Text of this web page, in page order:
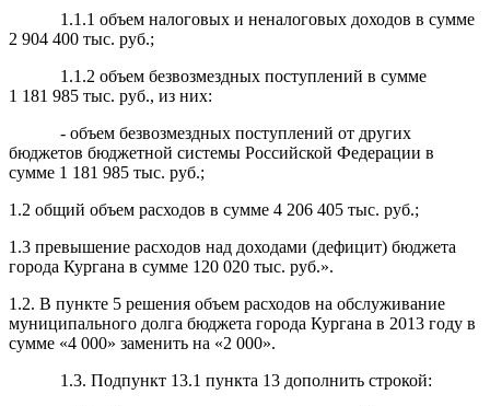
1.1.1 объем налоговых и неналоговых доходов в сумме
2 904 400 тыс. руб.;
1.1.2 объем безвозмездных поступлений в сумме
1 181 985 тыс. руб., из них:
- объем безвозмездных поступлений от других
бюджетов бюджетной системы Российской Федерации в
сумме 1 181 985 тыс. руб.;
1.2 общий объем расходов в сумме 4 206 405 тыс. руб.;
1.3 превышение расходов над доходами (дефицит) бюджета
города Кургана в сумме 120 020 тыс. руб.».
1.2. В пункте 5 решения объем расходов на обслуживание
муниципального долга бюджета города Кургана в 2013 году в
сумме «4 000» заменить на «2 000».
1.3. Подпункт 13.1 пункта 13 дополнить строкой: